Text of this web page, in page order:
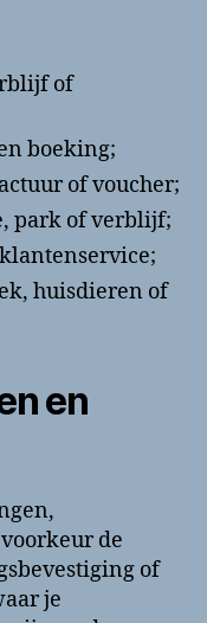
of
boeking;
of voucher;
park of verblijf;
huisdieren of
en
de
of
je